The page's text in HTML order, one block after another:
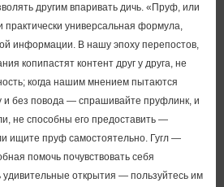
другим впаривать дичь. «Пруф, или
универсальная формула,
информации. В нашу эпоху перепостов,
копипастят контент друг у друга, не
когда нашим мнением пытаются
и без повода — спрашивайте пруфлинк, и
не способны его предоставить —
ищите пруф самостоятельно. Гугл —
помочь почувствовать себя
удивительные открытия — пользуйтесь им